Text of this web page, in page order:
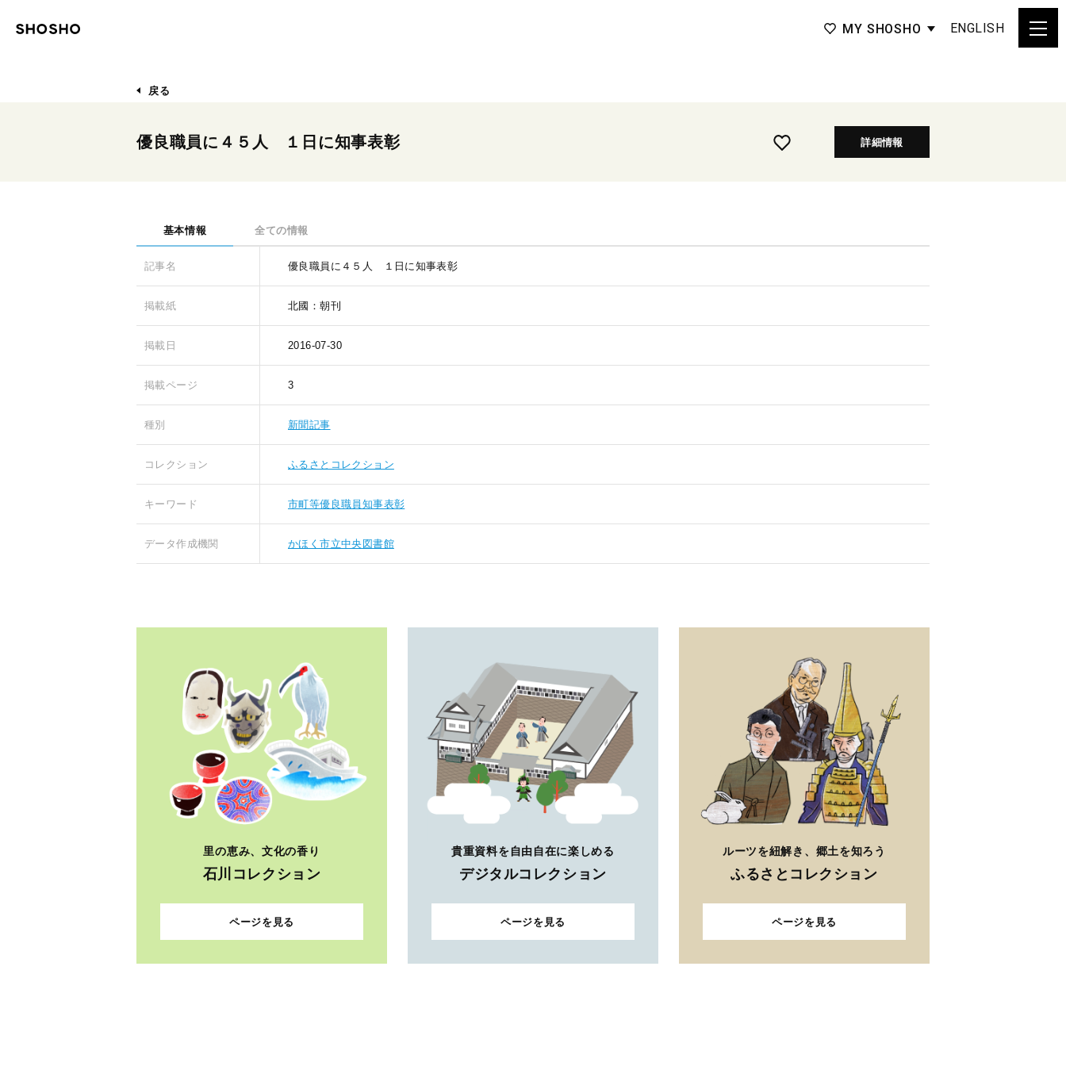
MY SHOSHO ENGLISH
戻る
優良職員に４５人 １日に知事表彰 詳細情報
基本情報 全ての情報
記事名 優良職員に４５人 １日に知事表彰
掲載紙 北國：朝刊
掲載日 2016-07-30
掲載ページ 3
種別 新聞記事
コレクション ふるさとコレクション
キーワード 市町等優良職員知事表彰
データ作成機関 かほく市立中央図書館
里の恵み、文化の香り
石川コレクション
ページを見る
貴重資料を自由自在に楽しめる
デジタルコレクション
ページを見る
ルーツを紐解き、郷土を知ろう
ふるさとコレクション
ページを見る